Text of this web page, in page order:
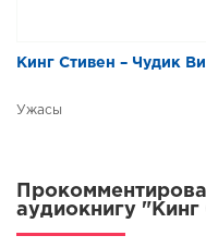
Кинг Стивен – Чудик
Ужасы
аудиокнигу